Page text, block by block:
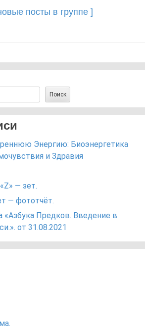
посты в группе ]
Поиск
Энергию: Биоэнергетика
и Здравия
— зет.
— фототчёт.
«Азбука Предков. Введение в
от 31.08.2021